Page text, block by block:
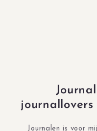
Journalen is voor